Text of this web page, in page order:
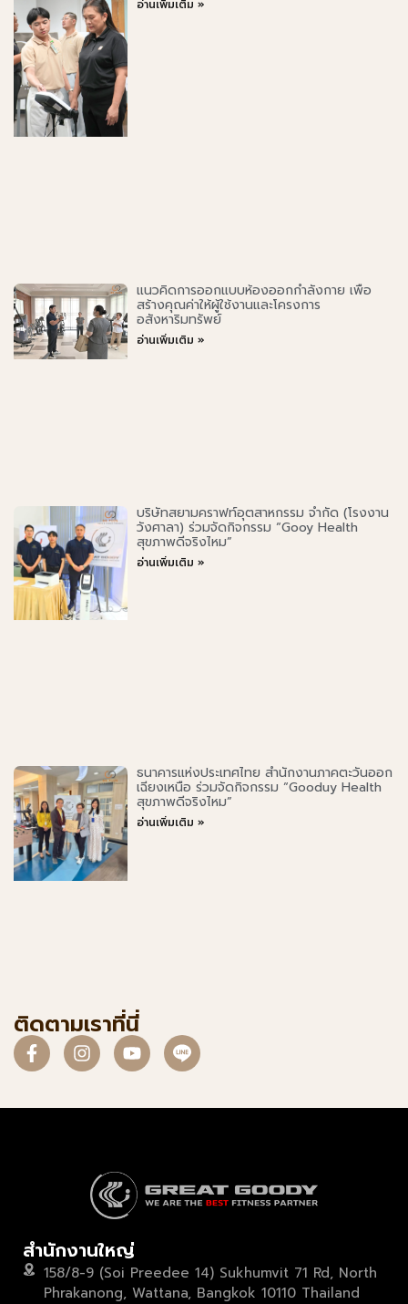
อ่านเพิ่มเติม »
แนวคิดการออกแบบห้องออกกำลังกาย เพื่อ
สร้างคุณค่าให้ผู้ใช้งานและโครงการ
อสังหาริมทรัพย์
อ่านเพิ่มเติม »
บริษัทสยามคราฟท์อุตสาหกรรม จำกัด (โรงงาน
วังศาลา) ร่วมจัดกิจกรรม “Gooy Health
สุขภาพดีจริงไหม”
อ่านเพิ่มเติม »
ธนาคารแห่งประเทศไทย สำนักงานภาคตะวันออก
เฉียงเหนือ ร่วมจัดกิจกรรม “Gooduy Health
สุขภาพดีจริงไหม”
อ่านเพิ่มเติม »
ติดตามเราที่นี่
สำนักงานใหญ่
158/8-9 (Soi Preedee 14) Sukhumvit 71 Rd, North
Phrakanong, Wattana, Bangkok 10110 Thailand